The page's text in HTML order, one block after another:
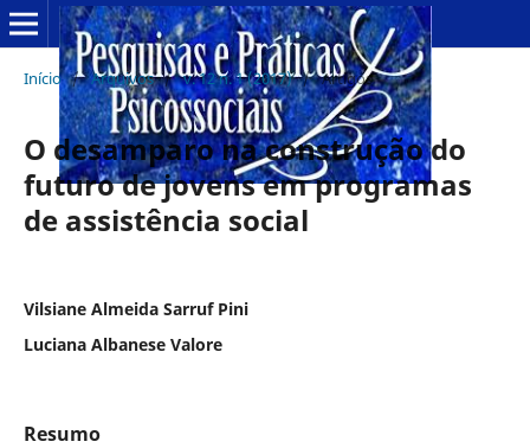
Início / Arquivos / v. 12 n. 1 (2017) / Artigos
O desamparo na construção do
futuro de jovens em programas
de assistência social
Vilsiane Almeida Sarruf Pini
Luciana Albanese Valore
Resumo